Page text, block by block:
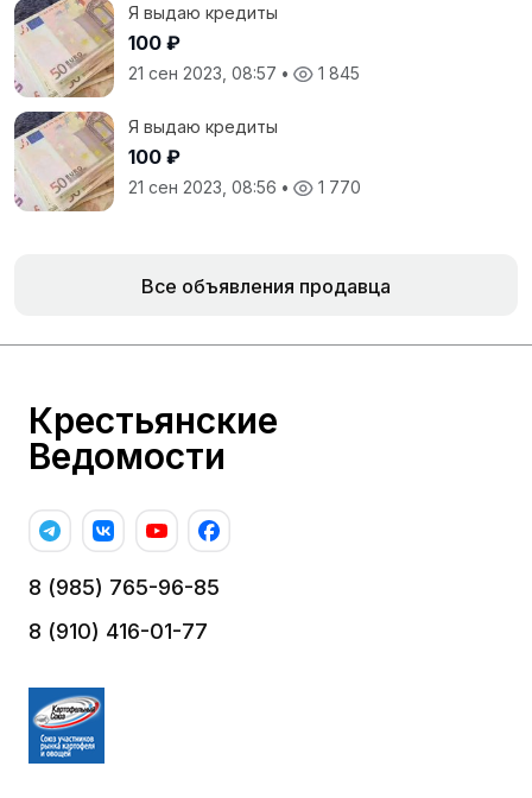
Я выдаю кредиты
100 ₽
21 сен 2023, 08:57 • 1 845
Я выдаю кредиты
100 ₽
21 сен 2023, 08:56 • 1 770
Все объявления продавца
Крестьянские
Ведомости
8 (985) 765-96-85
8 (910) 416-01-77